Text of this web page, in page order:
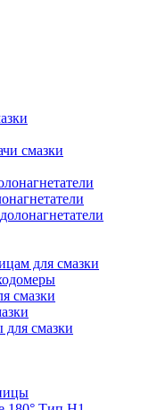
смазки
для смазки
смазки
смазки